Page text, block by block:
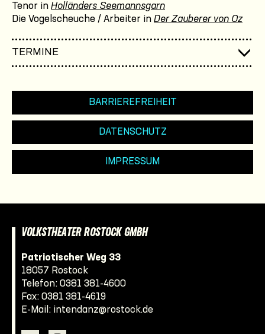
Tenor in Holländers Seemannsgarn
Die Vogelscheuche / Arbeiter in Der Zauberer von Oz
TERMINE
BARRIEREFREIHEIT
DATENSCHUTZ
IMPRESSUM
VOLKSTHEATER ROSTOCK GMBH
Patriotischer Weg 33
18057 Rostock
Telefon: 0381 381-4600
Fax: 0381 381-4619
E-Mail: intendanz@rostock.de